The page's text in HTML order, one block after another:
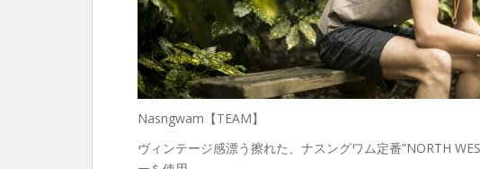
Nasngwam【TEAM】
ヴィンテージ感漂う擦れた、ナスングワム定番”NORTH